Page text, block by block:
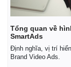
Tổng quan về
SmartAds
Định nghĩa, vị trí
Brand Video Ads.